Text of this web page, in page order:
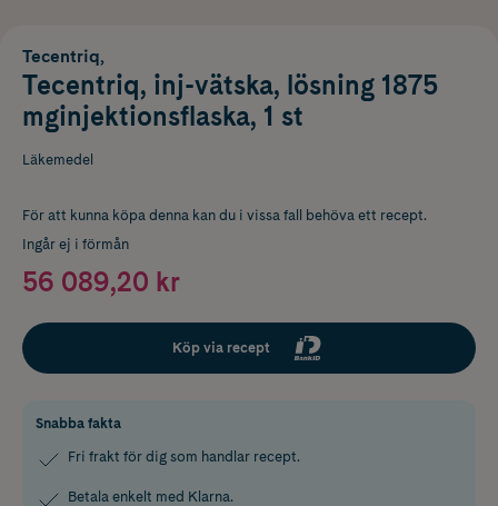
Tecentriq,
Tecentriq, inj-vätska, lösning 1875
mginjektionsflaska, 1 st
Läkemedel
För att kunna köpa denna kan du i vissa fall behöva ett recept.
Ingår ej i förmån
56 089,20 kr
Köp via recept
Snabba fakta
Fri frakt för dig som handlar recept.
Betala enkelt med Klarna.